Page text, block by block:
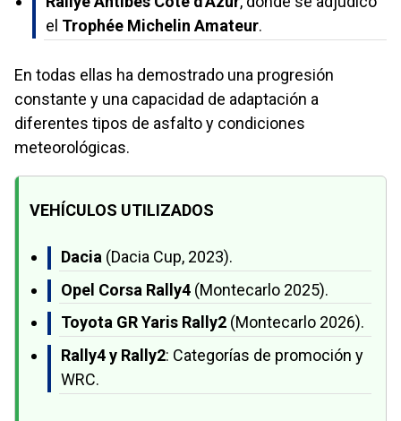
el Trophée Michelin Amateur.
En todas ellas ha demostrado una progresión
constante y una capacidad de adaptación a
diferentes tipos de asfalto y condiciones
meteorológicas.
VEHÍCULOS UTILIZADOS
Dacia (Dacia Cup, 2023).
Opel Corsa Rally4 (Montecarlo 2025).
Toyota GR Yaris Rally2 (Montecarlo 2026).
Rally4 y Rally2: Categorías de promoción y
WRC.